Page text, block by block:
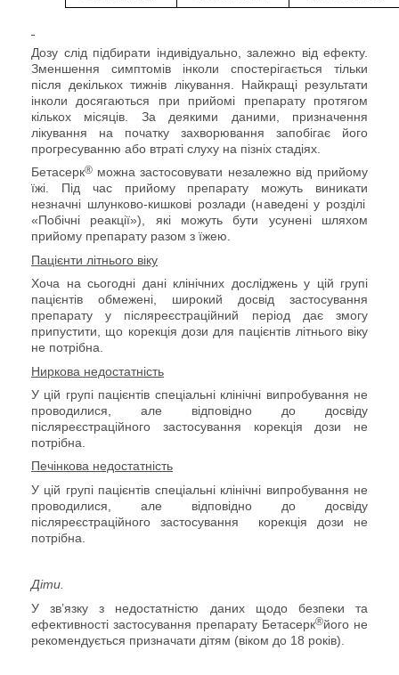
Дозу слід підбирати індивідуально,
залежно від ефекту.
Зменшення симптомів інколи спостерігається тільки
після декількох тижнів лікування. Найкращі результати
інколи досягаються при прийомі препарату протягом
кількох місяців. За деякими даними, призначення
лікування на початку захворювання запобігає його
прогресуванню або втраті слуху на пізніх стадіях.
Бетасерк® можна застосовувати незалежно від прийому
їжі. Під час прийому препарату можуть виникати
незначні шлунково-кишкові розлади (наведені у розділі
«Побічні реакції»), які можуть бути усунені шляхом
прийому препарату разом з їжею.
Пацієнти літнього віку
Хоча на сьогодні дані клінічних досліджень у цій групі
пацієнтів обмежені, широкий досвід застосування
препарату у післяреєстраційний період дає змогу
припустити, що корекція дози для пацієнтів літнього віку
не потрібна.
Ниркова недостатність
У цій групі пацієнтів спеціальні клінічні випробування не
проводилися, але відповідно до досвіду
післяреєстраційного застосування корекція дози не
потрібна.
Печінкова недостатність
У цій групі пацієнтів спеціальні клінічні випробування не
проводилися, але відповідно до досвіду
післяреєстраційного застосування
корекція дози не
потрібна.
Діти.
У зв’язку з недостатністю даних щодо безпеки та
ефективності застосування препарату Бетасерк®його не
рекомендується призначати дітям (віком до 18 років).